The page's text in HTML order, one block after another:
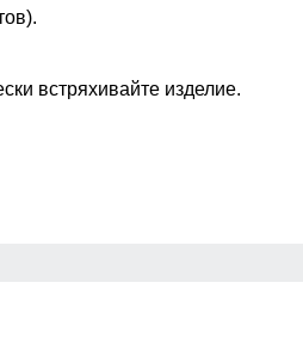
Проклеены
встряхивайте изделие.